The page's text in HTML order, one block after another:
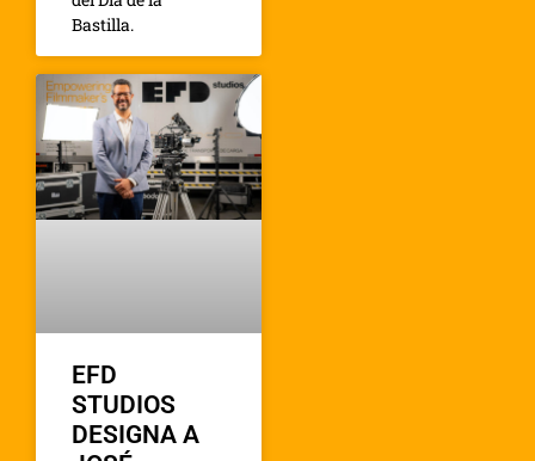
Bastilla.
EFD
STUDIOS
DESIGNA A